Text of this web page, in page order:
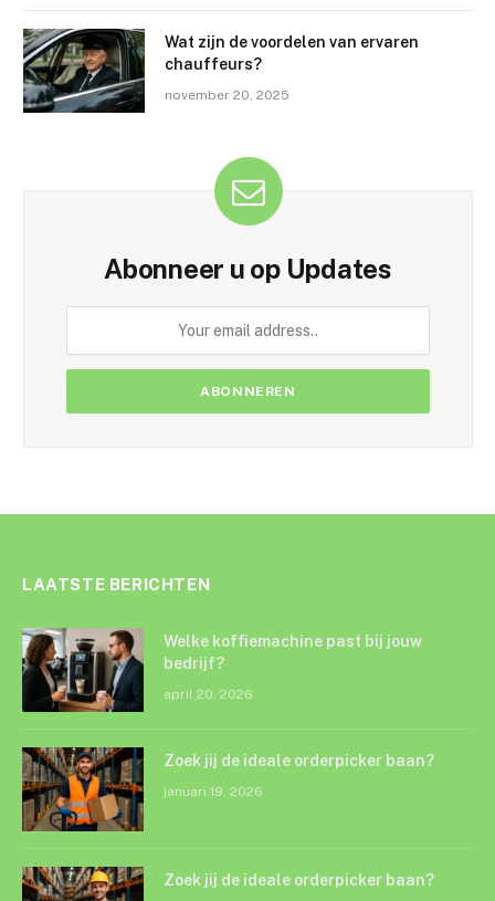
Wat zijn de voordelen van ervaren
chauffeurs?
november 20, 2025
Abonneer u op Updates
LAATSTE BERICHTEN
Welke koffiemachine past bij jouw
bedrijf?
april 20, 2026
Zoek jij de ideale orderpicker baan?
januari 19, 2026
Zoek jij de ideale orderpicker baan?